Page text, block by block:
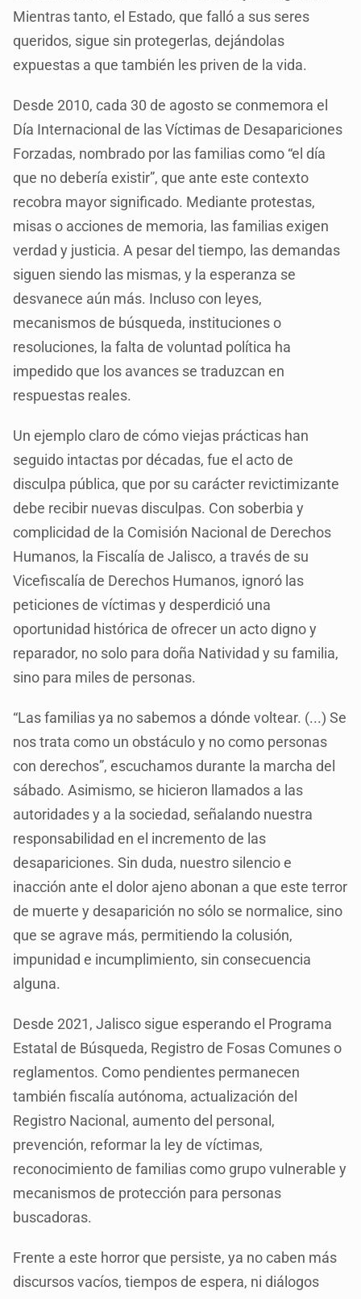
Mientras tanto, el Estado, que falló a sus seres
queridos, sigue sin protegerlas, dejándolas
expuestas a que también les priven de la vida.
Desde 2010, cada 30 de agosto se conmemora el
Día Internacional de las Víctimas de Desapariciones
Forzadas, nombrado por las familias como “el día
que no debería existir”, que ante este contexto
recobra mayor significado. Mediante protestas,
misas o acciones de memoria, las familias exigen
verdad y justicia. A pesar del tiempo, las demandas
siguen siendo las mismas, y la esperanza se
desvanece aún más. Incluso con leyes,
mecanismos de búsqueda, instituciones o
resoluciones, la falta de voluntad política ha
impedido que los avances se traduzcan en
respuestas reales.
Un ejemplo claro de cómo viejas prácticas han
seguido intactas por décadas, fue el acto de
disculpa pública, que por su carácter revictimizante
debe recibir nuevas disculpas. Con soberbia y
complicidad de la Comisión Nacional de Derechos
Humanos, la Fiscalía de Jalisco, a través de su
Vicefiscalía de Derechos Humanos, ignoró las
peticiones de víctimas y desperdició una
oportunidad histórica de ofrecer un acto digno y
reparador, no solo para doña Natividad y su familia,
sino para miles de personas.
“Las familias ya no sabemos a dónde voltear. (...) Se
nos trata como un obstáculo y no como personas
con derechos”, escuchamos durante la marcha del
sábado. Asimismo, se hicieron llamados a las
autoridades y a la sociedad, señalando nuestra
responsabilidad en el incremento de las
desapariciones. Sin duda, nuestro silencio e
inacción ante el dolor ajeno abonan a que este terror
de muerte y desaparición no sólo se normalice, sino
que se agrave más, permitiendo la colusión,
impunidad e incumplimiento, sin consecuencia
alguna.
Desde 2021, Jalisco sigue esperando el Programa
Estatal de Búsqueda, Registro de Fosas Comunes o
reglamentos. Como pendientes permanecen
también fiscalía autónoma, actualización del
Registro Nacional, aumento del personal,
prevención, reformar la ley de víctimas,
reconocimiento de familias como grupo vulnerable y
mecanismos de protección para personas
buscadoras.
Frente a este horror que persiste, ya no caben más
discursos vacíos, tiempos de espera, ni diálogos